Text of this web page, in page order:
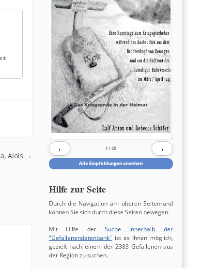
Alois →
Das Kriegsende in der Heimat
‹ 1 / 20 ›
Alle Empfehlungen ansehen
Hilfe zur Seite
Durch die Navigation am oberen Seitenrand
können Sie sich durch diese Seiten bewegen.
Mit Hilfe derSuche innerhalb der
"Gefallenendatenbank" ist es Ihnen möglich,
gezielt nach einem der 2383 Gefallenen aus
der Region zu suchen.